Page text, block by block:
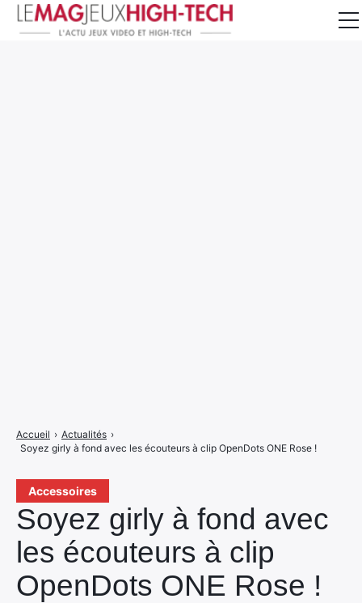
Accessoires
Soyez girly à fond avec
les écouteurs à clip
OpenDots ONE Rose !
Accueil › Actualités ›
Soyez girly à fond avec les écouteurs à clip OpenDots ONE Rose !